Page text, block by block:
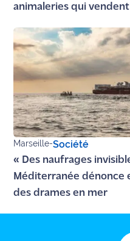
animaleries qui
Marseille-Société
« Des naufrages
Méditerranée dénonce
des drames en mer